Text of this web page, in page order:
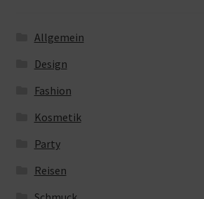
Allgemein
Design
Fashion
Kosmetik
Party
Reisen